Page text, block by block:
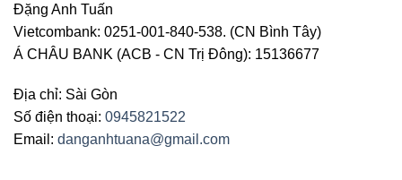
Đặng Anh Tuấn
Vietcombank: 0251-001-840-538. (CN Bình Tây)
Á CHÂU BANK (ACB - CN Trị Đông): 15136677
Địa chỉ: Sài Gòn
Số điện thoại: 0945821522
Email: danganhtuana@gmail.com